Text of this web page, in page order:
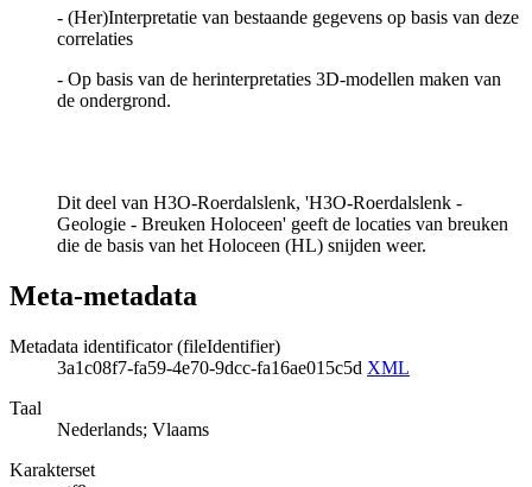
- (Her)Interpretatie van bestaande gegevens op basis van deze
correlaties
- Op basis van de herinterpretaties 3D-modellen maken van
de ondergrond.
Dit deel van H3O-Roerdalslenk, 'H3O-Roerdalslenk -
Geologie - Breuken Holoceen' geeft de locaties van breuken
die de basis van het Holoceen (HL) snijden weer.
Meta-metadata
Metadata identificator (fileIdentifier)
3a1c08f7-fa59-4e70-9dcc-fa16ae015c5d XML
Taal
Nederlands; Vlaams
Karakterset